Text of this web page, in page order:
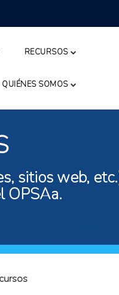
RECURSOS
QUIÉNES SOMOS
sitios web,
OPSAa.